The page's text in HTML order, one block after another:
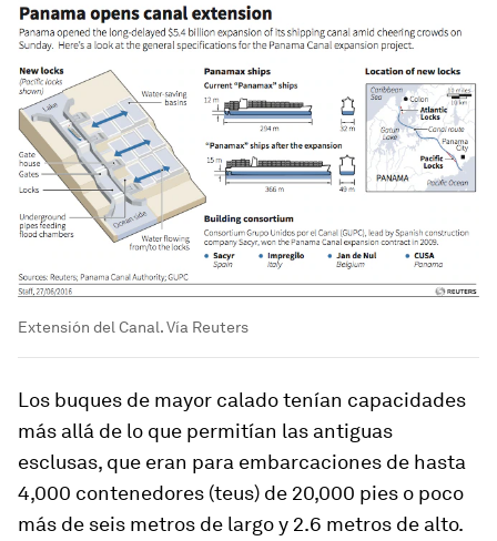
Extensión del Canal. Vía Reuters
Los buques de mayor calado tenían capacidades
más allá de lo que permitían las antiguas
esclusas, que eran para embarcaciones de hasta
4,000 contenedores (teus) de 20,000 pies o poco
más de seis metros de largo y 2.6 metros de alto.